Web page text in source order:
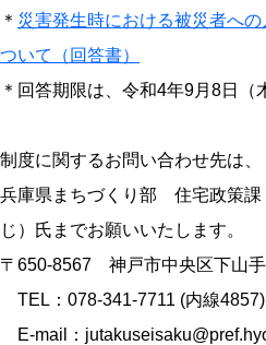
＊ 災害発生時における被災者へ
ついて（回答書）
＊回答期限は、令和4年9月8日（
制度に関するお問い合わせ先は、
兵庫県まちづくり部 住宅政策
じ）氏までお願いいたします。
〒650-8567 神戸市中央区下山
TEL：078-341-7711 (内線4857)
E-mail：